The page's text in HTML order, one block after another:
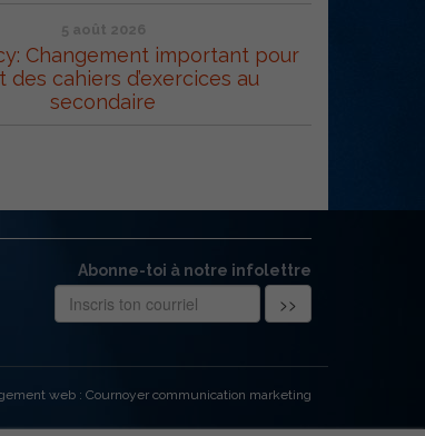
5 août 2026
Changement important pour
des cahiers d’exercices au
secondaire
Abonne-toi à notre infolettre
web : Cournoyer communication marketing